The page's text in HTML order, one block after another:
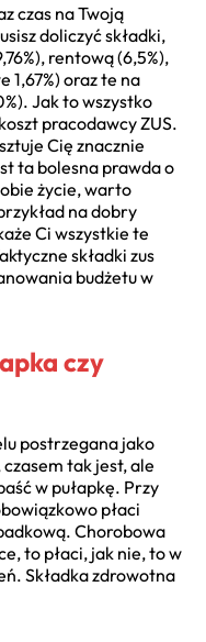
czas na Twoją
doliczyć składki,
rentową (6,5%),
1,67%) oraz te na
Jak to wszystko
pracodawcy ZUS.
Cię znacznie
ta bolesna prawda o
życie, warto
na dobry
Ci wszystkie te
składki zus
budżetu w
czy
postrzegana jako
tak jest, ale
w pułapkę. Przy
płaci
Chorobowa
to płaci, jak nie, to w
Składka zdrowotna